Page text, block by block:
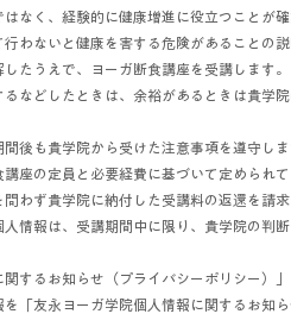
なく、経験的に健康増進に役立つことが
わないと健康を害する危険があることの説
たうえで、ヨーガ断食講座を受講します。
などしたときは、余裕があるときは貴学
後も貴学院から受けた注意事項を遵守しま
座の定員と必要経費に基づいて定められ
わず貴学院に納付した受講料の返還を請求
情報は、受講期間中に限り、貴学院の判
するお知らせ（プライバシーポリシー）
「友永ヨーガ学院個人情報に関するお知